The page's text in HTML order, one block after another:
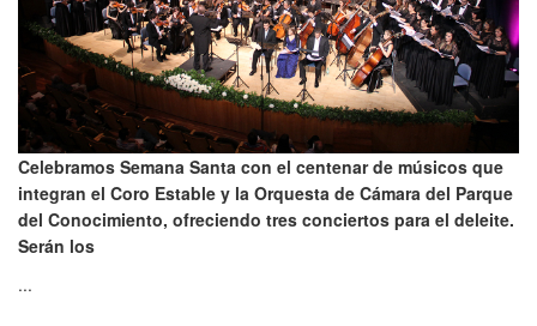
Celebramos Semana Santa con el centenar de músicos que
integran el Coro Estable y la Orquesta de Cámara del Parque
del Conocimiento, ofreciendo tres conciertos para el deleite.
Serán los
...